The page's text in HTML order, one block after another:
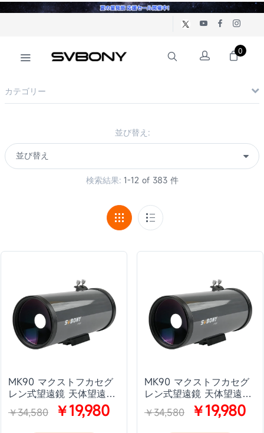
0
カテゴリー
並び替え:
検索結果: 1-12 of 383 件
MK90 マクストフカセグ
レン式望遠鏡 天体望遠鏡
月、惑星観測 初心者
SVBONY会員制度リニュ
￥34,580 ￥19,980
MK90 マクストフカセグ
レン式望遠鏡 天体望遠鏡
月、惑星観測 初心者
SVBONY会員制度リニュ
￥34,580 ￥19,980